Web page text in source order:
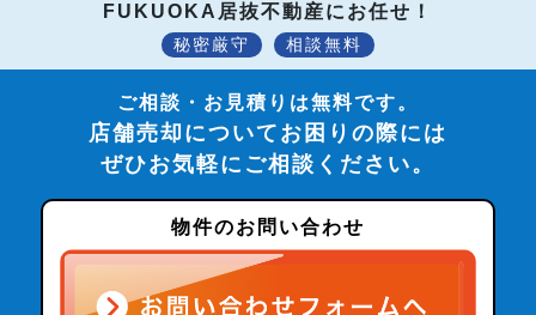
FUKUOKA居抜不動産にお任せ！
秘密厳守 相談無料
ご相談・お見積りは無料です。
店舗売却についてお困りの際には
ぜひお気軽にご相談ください。
物件のお問い合わせ